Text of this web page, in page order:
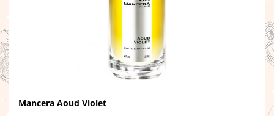
Mancera Aoud Violet